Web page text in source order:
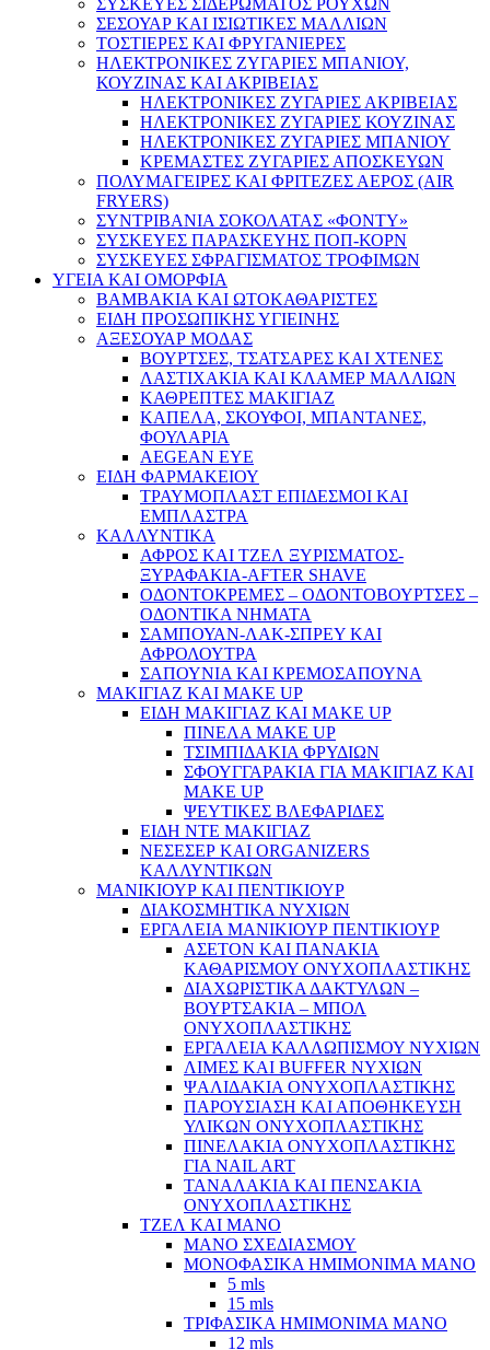
ΣΥΣΚΕΥΕΣ ΣΙΔΕΡΩΜΑΤΟΣ ΡΟΥΧΩΝ
ΣΕΣΟΥΑΡ ΚΑΙ ΙΣΙΩΤΙΚΕΣ ΜΑΛΛΙΩΝ
ΤΟΣΤΙΕΡΕΣ ΚΑΙ ΦΡΥΓΑΝΙΕΡΕΣ
ΗΛΕΚΤΡΟΝΙΚΕΣ ΖΥΓΑΡΙΕΣ ΜΠΑΝΙΟΥ,
ΚΟΥΖΙΝΑΣ ΚΑΙ ΑΚΡΙΒΕΙΑΣ
ΗΛΕΚΤΡΟΝΙΚΕΣ ΖΥΓΑΡΙΕΣ ΑΚΡΙΒΕΙΑΣ
ΗΛΕΚΤΡΟΝΙΚΕΣ ΖΥΓΑΡΙΕΣ ΚΟΥΖΙΝΑΣ
ΗΛΕΚΤΡΟΝΙΚΕΣ ΖΥΓΑΡΙΕΣ ΜΠΑΝΙΟΥ
ΚΡΕΜΑΣΤΕΣ ΖΥΓΑΡΙΕΣ ΑΠΟΣΚΕΥΩΝ
ΠΟΛΥΜΑΓΕΙΡΕΣ ΚΑΙ ΦΡΙΤΕΖΕΣ ΑΕΡΟΣ (AIR
FRYERS)
ΣΥΝΤΡΙΒΑΝΙΑ ΣΟΚΟΛΑΤΑΣ «ΦΟΝΤΥ»
ΣΥΣΚΕΥΕΣ ΠΑΡΑΣΚΕΥΗΣ ΠΟΠ-ΚΟΡΝ
ΣΥΣΚΕΥΕΣ ΣΦΡΑΓΙΣΜΑΤΟΣ ΤΡΟΦΙΜΩΝ
ΥΓΕΙΑ ΚΑΙ ΟΜΟΡΦΙΑ
ΒΑΜΒΑΚΙΑ ΚΑΙ ΩΤΟΚΑΘΑΡΙΣΤΕΣ
ΕΙΔΗ ΠΡΟΣΩΠΙΚΗΣ ΥΓΙΕΙΝΗΣ
ΑΞΕΣΟΥΑΡ ΜΟΔΑΣ
ΒΟΥΡΤΣΕΣ, ΤΣΑΤΣΑΡΕΣ ΚΑΙ ΧΤΕΝΕΣ
ΛΑΣΤΙΧΑΚΙΑ ΚΑΙ ΚΛΑΜΕΡ ΜΑΛΛΙΩΝ
ΚΑΘΡΕΠΤΕΣ ΜΑΚΙΓΙΑΖ
ΚΑΠΕΛΑ, ΣΚΟΥΦΟΙ, ΜΠΑΝΤΑΝΕΣ,
ΦΟΥΛΑΡΙΑ
AEGEAN EYE
ΕΙΔΗ ΦΑΡΜΑΚΕΙΟΥ
ΤΡΑΥΜΟΠΛΑΣΤ ΕΠΙΔΕΣΜΟΙ ΚΑΙ
ΕΜΠΛΑΣΤΡΑ
ΚΑΛΛΥΝΤΙΚΑ
ΑΦΡΟΣ ΚΑΙ ΤΖΕΛ ΞΥΡΙΣΜΑΤΟΣ-
ΞΥΡΑΦΑΚΙΑ-AFTER SHAVE
ΟΔΟΝΤΟΚΡΕΜΕΣ – ΟΔΟΝΤΟΒΟΥΡΤΣΕΣ –
ΟΔΟΝΤΙΚΑ ΝΗΜΑΤΑ
ΣΑΜΠΟΥΑΝ-ΛΑΚ-ΣΠΡΕΥ ΚΑΙ
ΑΦΡΟΛΟΥΤΡΑ
ΣΑΠΟΥΝΙΑ ΚΑΙ ΚΡΕΜΟΣΑΠΟΥΝΑ
ΜΑΚΙΓΙΑΖ ΚΑΙ MAKE UP
ΕΙΔΗ ΜΑΚΙΓΙΑΖ ΚΑΙ MAKE UP
ΠΙΝΕΛΑ MAKE UP
ΤΣΙΜΠΙΔΑΚΙΑ ΦΡΥΔΙΩΝ
ΣΦΟΥΓΓΑΡΑΚΙΑ ΓΙΑ ΜΑΚΙΓΙΑZ ΚΑΙ
MAKE UP
ΨΕΥΤΙΚΕΣ ΒΛΕΦΑΡΙΔΕΣ
ΕΙΔΗ ΝΤΕ ΜΑΚΙΓΙΑΖ
ΝΕΣΕΣΕΡ ΚΑΙ ORGANIZERS
ΚΑΛΛΥΝΤΙΚΩΝ
ΜΑΝΙΚΙΟΥΡ ΚΑΙ ΠΕΝΤΙΚΙΟΥΡ
ΔΙΑΚΟΣΜΗΤΙΚΑ ΝΥΧΙΩΝ
ΕΡΓΑΛΕΙΑ ΜΑΝΙΚΙΟΥΡ ΠΕΝΤΙΚΙΟΥΡ
ΑΣΕΤΟΝ ΚΑΙ ΠΑΝΑΚΙΑ
ΚΑΘΑΡΙΣΜΟΥ ΟΝΥΧΟΠΛΑΣΤΙΚΗΣ
ΔΙΑΧΩΡΙΣΤΙΚΑ ΔΑΚΤΥΛΩΝ –
ΒΟΥΡΤΣΑΚΙΑ – ΜΠΟΛ
ΟΝΥΧΟΠΛΑΣΤΙΚΗΣ
ΕΡΓΑΛΕΙΑ ΚΑΛΛΩΠΙΣΜΟΥ ΝΥΧΙΩΝ
ΛΙΜΕΣ ΚΑΙ BUFFER ΝΥΧΙΩΝ
ΨΑΛΙΔΑΚΙΑ ΟΝΥΧΟΠΛΑΣΤΙΚΗΣ
ΠΑΡΟΥΣΙΑΣΗ ΚΑΙ ΑΠΟΘΗΚΕΥΣΗ
ΥΛΙΚΩΝ ΟΝΥΧΟΠΛΑΣΤΙΚΗΣ
ΠΙΝΕΛΑΚΙΑ ΟΝΥΧΟΠΛΑΣΤΙΚΗΣ
ΓΙΑ NAIL ART
ΤΑΝΑΛΑΚΙΑ ΚΑΙ ΠΕΝΣΑΚΙΑ
ΟΝΥΧΟΠΛΑΣΤΙΚΗΣ
ΤΖΕΛ ΚΑΙ ΜΑΝΟ
ΜΑΝΟ ΣΧΕΔΙΑΣΜΟΥ
ΜΟΝΟΦΑΣΙΚΑ ΗΜΙΜΟΝΙΜΑ ΜΑΝΟ
5 mls
15 mls
ΤΡΙΦΑΣΙΚΑ ΗΜΙΜΟΝΙΜΑ ΜΑΝΟ
12 mls